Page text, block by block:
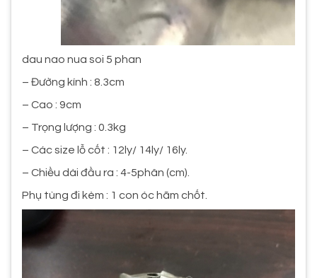
dau nao nua soi 5 phan
– Đường kính : 8.3cm
– Cao : 9cm
– Trọng lượng : 0.3kg
– Các size lỗ cốt : 12ly/ 14ly/ 16ly.
– Chiều dài đầu ra : 4-5phân (cm).
Phụ tùng đi kèm : 1 con óc hãm chốt.